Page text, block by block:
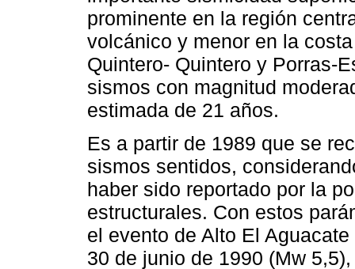
prominente en la región
volcánico y menor en la
Quintero- Quintero y Porras-
sismos con magnitud
estimada de 21 años.
Es a partir de 1989 que se
sismos sentidos,
haber sido reportado por la
estructurales. Con estos
el evento de Alto El
30 de junio de 1990 (Mw